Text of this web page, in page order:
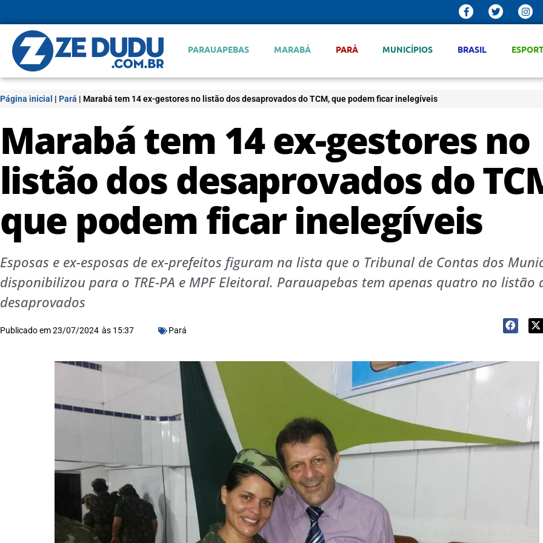
PARAUAPEBAS MARABÁ PARÁ MUNICÍPIOS BRASIL
Página inicial | Pará | Marabá tem 14 ex-gestores no listão dos desaprovados do TCM, que podem ficar inelegíveis
Marabá tem 14 ex-gestores no
listão dos desaprovados do
que podem ficar inelegíveis
Esposas e ex-esposas de ex-prefeitos figuram na lista que o Tribunal de Contas dos
disponibilizou para o TRE-PA e MPF Eleitoral. Parauapebas tem apenas quatro no listão
desaprovados
Publicado em23/07/2024 às 15:37 Pará